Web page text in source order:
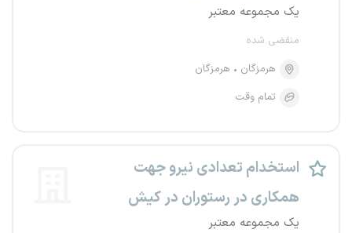
یک مجموعه معتبر
منقضی شده
هرمزگان
هرمزگان
تمام وقت
استخدام تعدادی نیرو جهت
همکاری در رستوران در کیش
یک مجموعه معتبر